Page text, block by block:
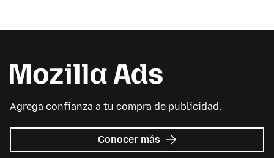
Agrega confianza a tu compra de publicidad.
Conocer más sobre
Mozilla